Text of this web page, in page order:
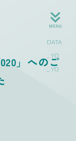
MENU
」へのご
DATA CHANGE >>
_ YOUR WORKSTYLE
_ YOUR LIFESTYLE